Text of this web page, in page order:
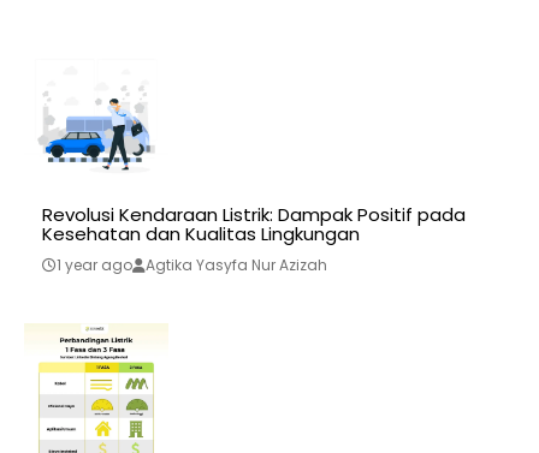
Revolusi Kendaraan Listrik: Dampak Positif pada
Kesehatan dan Kualitas Lingkungan
1 year ago Agtika Yasyfa Nur Azizah